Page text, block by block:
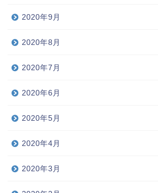
2020年9月
2020年8月
2020年7月
2020年6月
2020年5月
2020年4月
2020年3月